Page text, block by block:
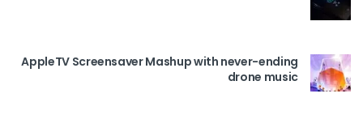
AppleTV Screensaver Mashup with never-ending
drone music